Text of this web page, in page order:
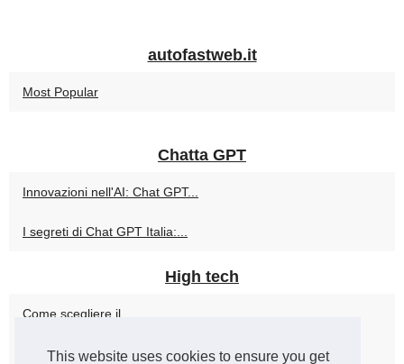
This website uses cookies to ensure you get
autofastweb.it
Most Popular
Chatta GPT
Innovazioni nell'AI: Chat GPT...
I segreti di Chat GPT Italia:...
High tech
Come scegliere il...
Come scegliere la migliore...